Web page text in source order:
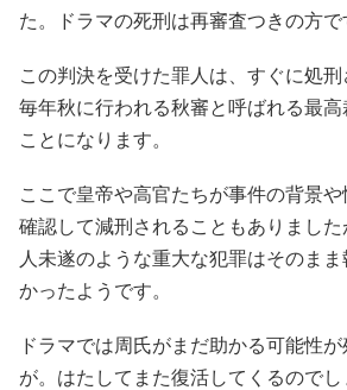
た。ドラマの死刑は再審査つきの方で
この判決を受けた罪人は、すぐに処刑
毎年秋に行われる秋審と呼ばれる最
ことになります。
ここで皇帝や高官たちが事件の背景
確認して減刑されることもありまし
人未遂のような重大な犯罪はそのま
かったようです。
ドラマでは周氏がまだ助かる可能性
が。はたしてまた復活してくるのでし